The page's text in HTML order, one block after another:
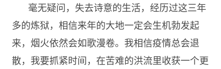
毫无疑问，失去诗意的生活，经历过这三年
多的炼狱，相信来年的大地一定会生机勃发起
来，烟火依然会如歌漫卷。我相信疫情总会退
散，我要抓紧时间，在苦难的洪流里收获一个更